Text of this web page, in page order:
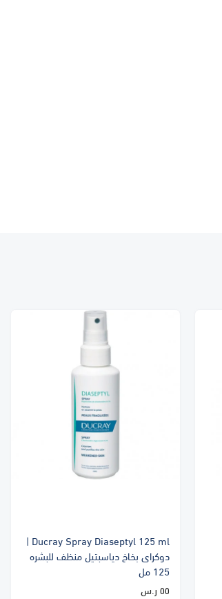
Ducray Spray Diaseptyl 125 ml |
دوكراى بخاخ دياسبتيل منظف للبشره
125 مل
٥٥ ر.س